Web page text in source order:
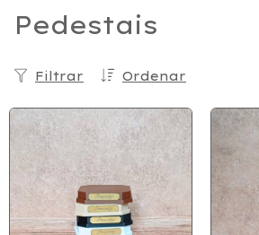
Pedestais
Ordenar
Filtrar